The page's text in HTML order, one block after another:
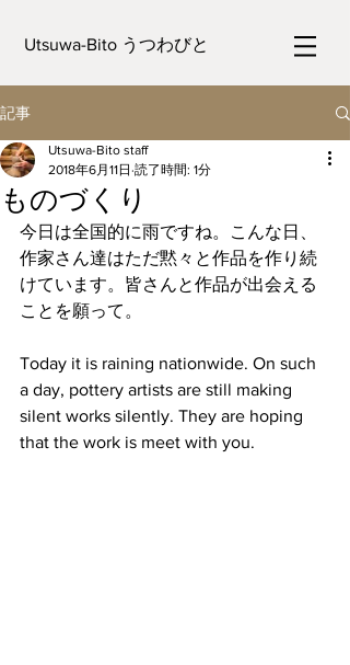
Utsuwa-Bito うつわびと
記事
ものづくり
Utsuwa-Bito staff
2018年6月11日 読了時間: 1分
今日は全国的に雨ですね。こんな日、
作家さん達はただ黙々と作品を作り続
けています。皆さんと作品が出会える
ことを願って。
Today it is raining nationwide. On such
a day, pottery artists are still making
silent works silently. They are hoping
that the work is meet with you.